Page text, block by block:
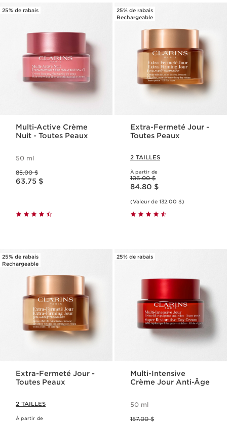
25% de rabais
Multi-Active Crème
Nuit - Toutes Peaux
50 ml
85.00 $
Nouveau prix 63.75 $
63.75 $
25% de rabais
Rechargeable
Extra-Fermeté Jour -
Toutes Peaux
2 TAILLES
À partir de
Ancien prix 106.00 $
106.00 $
Nouveau prix 84.80 $
84.80 $
(Valeur de 132.00 $)
25% de rabais
Rechargeable
Extra-Fermeté Jour -
Toutes Peaux
2 TAILLES
À partir de
25% de rabais
Multi-Intensive
Crème Jour Anti-Âge
50 ml
157.00 $